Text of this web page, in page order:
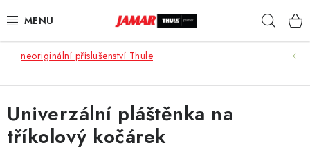
na
STŘEŠNÍ NOSIČE
STŘEŠNÍ BOXY
neoriginální příslušenství Thule
Univerzální pláštěnka na
tříkolový kočárek